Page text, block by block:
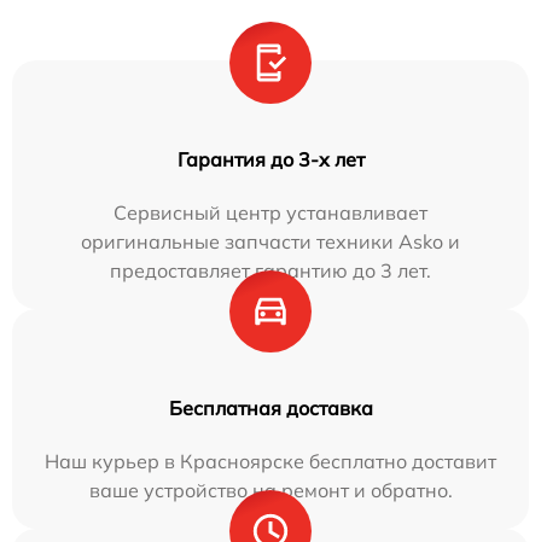
Гарантия до 3-х лет
Сервисный центр устанавливает
оригинальные запчасти техники Asko и
предоставляет гарантию до 3 лет.
Бесплатная доставка
Наш курьер в Красноярске бесплатно доставит
ваше устройство на ремонт и обратно.